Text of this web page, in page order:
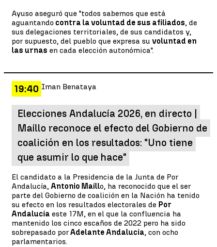
Ayuso aseguró que "todos sabemos que está
aguantando contra la voluntad de sus afiliados, de
sus delegaciones territoriales, de sus candidatos y,
por supuesto, del pueblo que expresa su voluntad en
las urnas en cada elección autonómica".
19:40 Iman Benataya
Elecciones Andalucía 2026, en directo |
Maíllo reconoce el efecto del Gobierno de
coalición en los resultados: "Uno tiene
que asumir lo que hace"
El candidato a la Presidencia de la Junta de Por
Andalucía, Antonio Maíllo, ha reconocido que el ser
parte del Gobierno de coalición en la Nación ha tenido
su efecto en los resultados electorales de Por
Andalucía este 17M, en el que la confluencia ha
mantenido los cinco escaños de 2022 pero ha sido
sobrepasado porAdelante Andalucía, con ocho
parlamentarios.